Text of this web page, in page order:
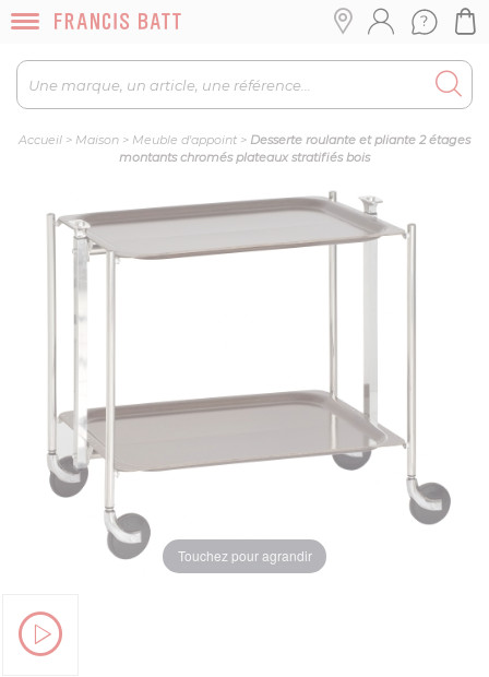
Accueil > Maison > Meuble d'appoint > Desserte roulante et pliante 2 étages
montants chromés plateaux stratifiés bois
Touchez pour agrandir